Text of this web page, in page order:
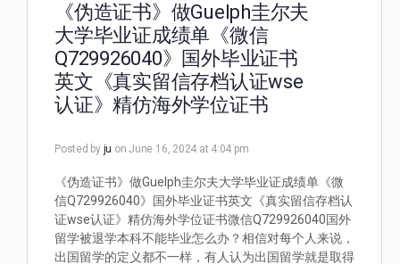
《伪造证书》做Guelph圭尔夫
大学毕业证成绩单《微信
Q729926040》国外毕业证书
英文《真实留信存档认证wse
认证》精仿海外学位证书
Posted by ju on June 16, 2024 at 4:04 pm
《伪造证书》做Guelph圭尔夫大学毕业证成绩单《微
信Q729926040》国外毕业证书英文《真实留信存档认
证wse认证》精仿海外学位证书微信Q729926040国外
留学被退学本科不能毕业怎么办？相信对每个人来说，
出国留学的定义都不一样，有人认为出国留学就是取得